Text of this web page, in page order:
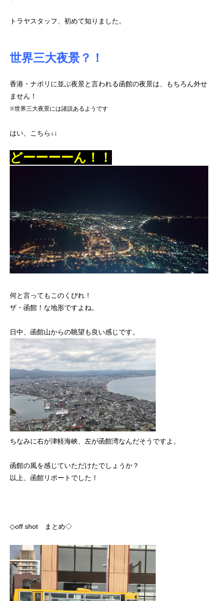
トラヤスタッフ、初めて知りました。
世界三大夜景？！
香港・ナポリに並ぶ夜景と言われる函館の夜景は、もちろん外せ
ません！
※世界三大夜景には諸説あるようです
はい、こちら↓↓
どーーーーん！！
何と言ってもこのくびれ！
ザ・函館！な地形ですよね。
日中、函館山からの眺望も良い感じです。
ちなみに右が津軽海峡、左が函館湾なんだそうですよ。
函館の風を感じていただけたでしょうか？
以上、函館リポートでした！
◇off shot まとめ◇